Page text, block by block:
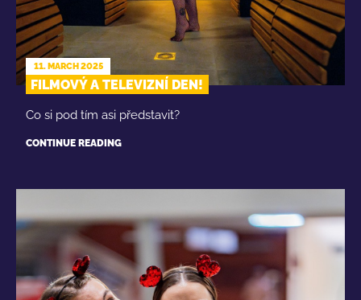
11. MARCH 2025
FILMOVÝ A TELEVIZNÍ DEN!
Co si pod tím asi představit?
CONTINUE READING